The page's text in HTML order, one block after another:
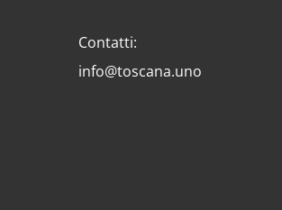
Contatti:
info@toscana.uno